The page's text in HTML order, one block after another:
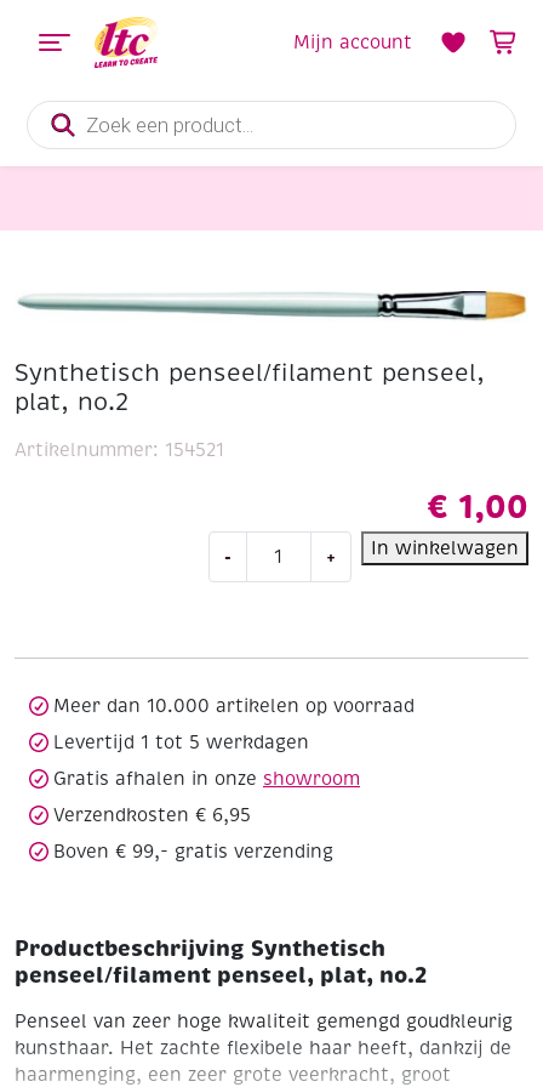
Producten
zoeken
Mijn account
Synthetisch penseel/filament penseel,
plat, no.2
€ 1,00
-
penseel/filament
+ In winkelwagen
Artikelnummer: 154521
Meer dan 10.000 artikelen op voorraad
Levertijd 1 tot 5 werkdagen
Gratis afhalen in onze showroom
Verzendkosten € 6,95
Boven € 99,- gratis verzending
Productbeschrijving Synthetisch
penseel/filament penseel, plat, no.2
Penseel van zeer hoge kwaliteit gemengd goudkleurig
kunsthaar. Het zachte flexibele haar heeft, dankzij de
haarmenging, een zeer grote veerkracht, groot